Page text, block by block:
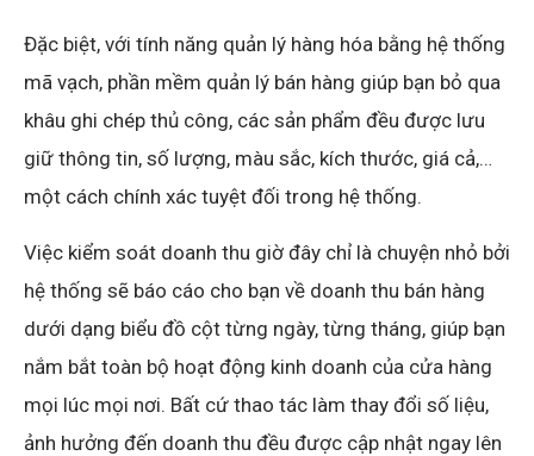
Đặc biệt, với tính năng quản lý hàng hóa bằng hệ thống
mã vạch, phần mềm quản lý bán hàng giúp bạn bỏ qua
khâu ghi chép thủ công, các sản phẩm đều được lưu
giữ thông tin, số lượng, màu sắc, kích thước, giá cả,…
một cách chính xác tuyệt đối trong hệ thống.
Việc kiểm soát doanh thu giờ đây chỉ là chuyện nhỏ bởi
hệ thống sẽ báo cáo cho bạn về doanh thu bán hàng
dưới dạng biểu đồ cột từng ngày, từng tháng, giúp bạn
nắm bắt toàn bộ hoạt động kinh doanh của cửa hàng
mọi lúc mọi nơi. Bất cứ thao tác làm thay đổi số liệu,
ảnh hưởng đến doanh thu đều được cập nhật ngay lên